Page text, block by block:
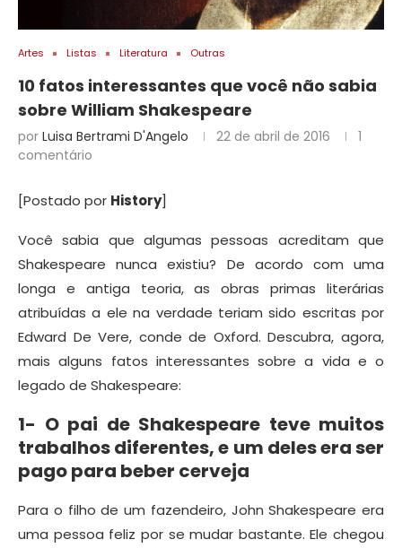
Artes Listas Literatura Outras
10 fatos interessantes que você não sabia
sobre William Shakespeare
por Luisa Bertrami D'Angelo 22 de abril de 2016
1
comentário
[Postado por History]
Você sabia que algumas pessoas acreditam que
Shakespeare nunca existiu? De acordo com uma
longa e antiga teoria, as obras primas literárias
atribuídas a ele na verdade teriam sido escritas por
Edward De Vere, conde de Oxford. Descubra, agora,
mais alguns fatos interessantes sobre a vida e o
legado de Shakespeare:
1- O pai de Shakespeare teve muitos
trabalhos diferentes, e um deles era ser
pago para beber cerveja
Para o filho de um fazendeiro, John Shakespeare era
uma pessoa feliz por se mudar bastante. Ele chegou